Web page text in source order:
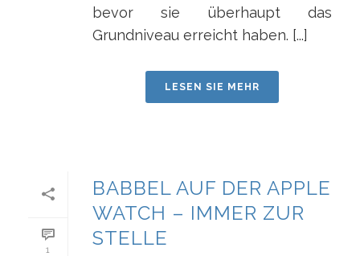
bevor sie überhaupt das
Grundniveau erreicht haben. [...]
LESEN SIE MEHR
1
BABBEL AUF DER APPLE
WATCH – IMMER ZUR
STELLE